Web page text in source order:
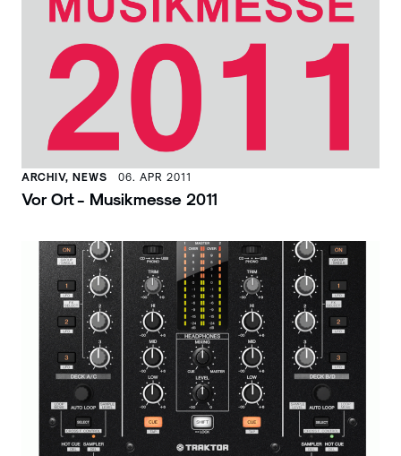
ARCHIV, NEWS 06. APR 2011
Vor Ort - Musikmesse 2011